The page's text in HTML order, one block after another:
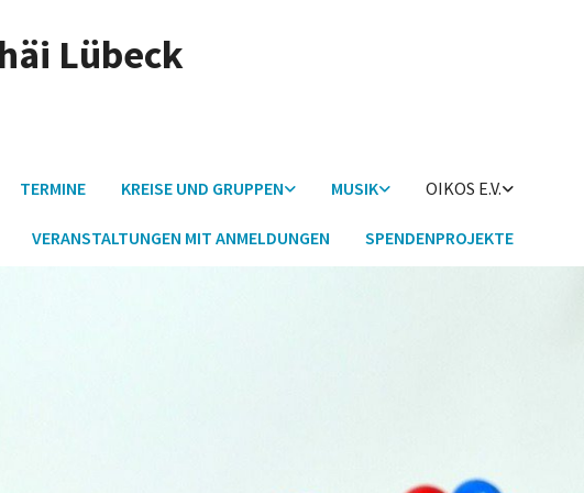
Lübeck
TERMINE KREISE UND GRUPPEN MUSIK OIKOS E.V.
VERANSTALTUNGEN MIT ANMELDUNGEN SPENDENPROJEKTE